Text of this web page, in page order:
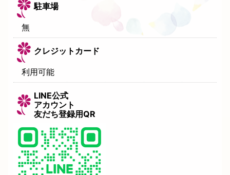
駐車場
無
クレジットカード
利用可能
LINE公式
アカウント
友だち登録用QR